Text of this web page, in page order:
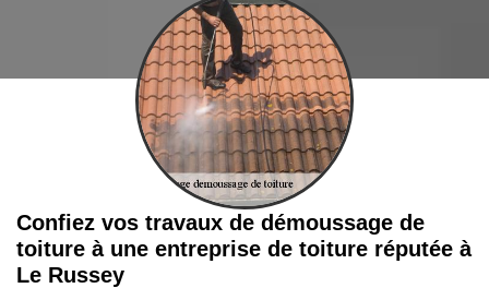
Confiez vos travaux de démoussage de
toiture à une entreprise de toiture réputée à
Le Russey